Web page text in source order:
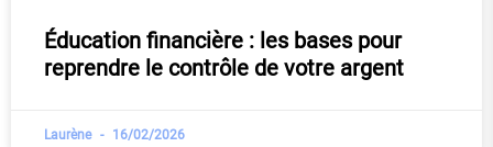
Éducation financière : les bases pour
reprendre le contrôle de votre argent
Laurène 16/02/2026